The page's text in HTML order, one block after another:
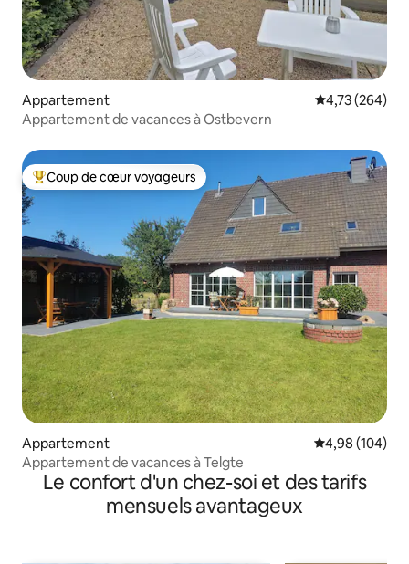
Appartement Évaluation
4,73 (264)
Appartement de vacances à Ostbevern
Coups de cœur voyageurs les plus appréciés
Coup de cœur voyageurs
Appartement Évaluation
4,98 (104)
Appartement de vacances à Telgte
Le confort d'un chez-soi et des tarifs
mensuels avantageux